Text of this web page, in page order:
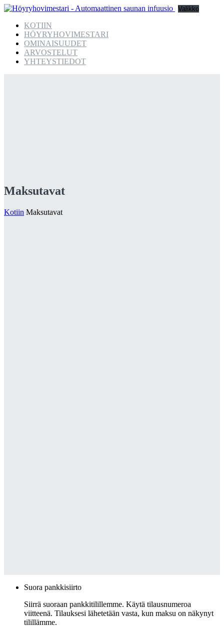
Valikko
KOTIIN
HÖYRYHOVIMESTARI
OMINAISUUDET
ARVOSTELUT
YHTEYSTIEDOT
Maksutavat
Kotiin Maksutavat
Suora pankkisiirto
Siirrä suoraan pankkitilillemme. Käytä tilausnumeroa
viitteenä. Tilauksesi lähetetään vasta, kun maksu on näkynyt
tilillämme.